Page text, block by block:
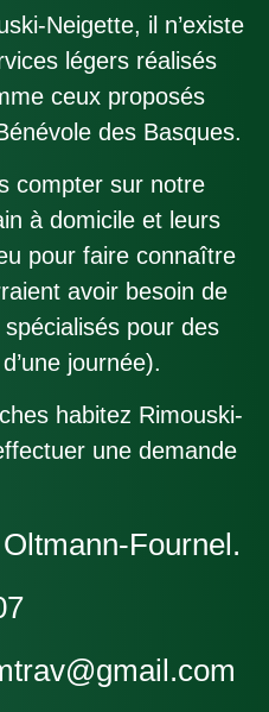
Neigette, il n’existe
légers réalisés
ceux proposés
des Basques.
compter sur notre
à domicile et leurs
pour faire connaître
avoir besoin de
pour des
journée).
habitez Rimouski-
une demande
Fournel.